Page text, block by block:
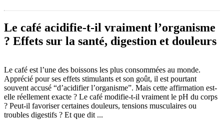
Le café acidifie-t-il vraiment l’organisme
? Effets sur la santé, digestion et douleurs
Le café est l’une des boissons les plus consommées au monde.
Apprécié pour ses effets stimulants et son goût, il est pourtant
souvent accusé “d’acidifier l’organisme”. Mais cette affirmation est-
elle réellement exacte ? Le café modifie-t-il vraiment le pH du corps
? Peut-il favoriser certaines douleurs, tensions musculaires ou
troubles digestifs ? Et que dit ...